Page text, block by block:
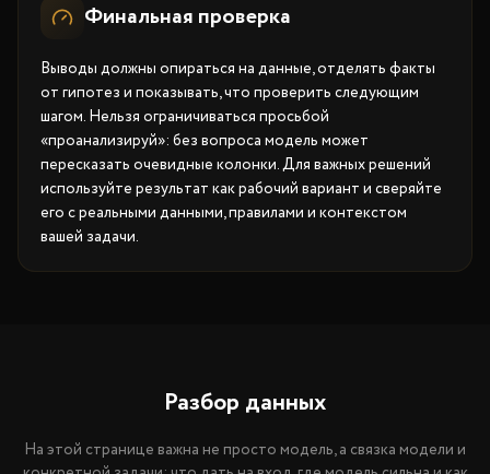
Финальная проверка
Выводы должны опираться на данные, отделять факты
от гипотез и показывать, что проверить следующим
шагом. Нельзя ограничиваться просьбой
«проанализируй»: без вопроса модель может
пересказать очевидные колонки. Для важных решений
используйте результат как рабочий вариант и сверяйте
его с реальными данными, правилами и контекстом
вашей задачи.
Разбор данных
На этой странице важна не просто модель, а связка модели и